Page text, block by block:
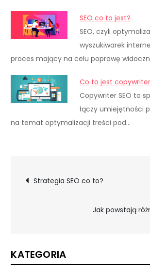
SEO co to jest?
SEO, czyli
wyszukiwarek
proces mający na celu poprawę
Co to jest copywriter
Copywriter SEO to
łączy umiejętności
na temat optymalizacji treści pod…
Nawigacja
Strategia SEO co to?
Jak powstają
KATEGORIA